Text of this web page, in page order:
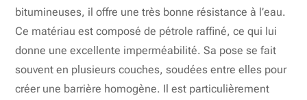
bitumineuses, il offre une très bonne résistance à l’eau.
Ce matériau est composé de pétrole raffiné, ce qui lui
donne une excellente imperméabilité. Sa pose se fait
souvent en plusieurs couches, soudées entre elles pour
créer une barrière homogène. Il est particulièrement